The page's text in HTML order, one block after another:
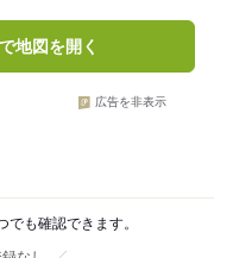
地図を開く
広告を非表示
も確認できます。